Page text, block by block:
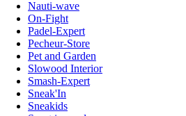
Nauti-wave
On-Fight
Padel-Expert
Pecheur-Store
Pet and Garden
Slowood Interior
Smash-Expert
Sneak'In
Sneakids